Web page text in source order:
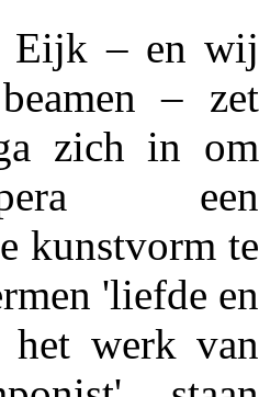
Eijk – en wij
– zet
zich in om
een
kunstvorm te
'liefde en
het werk van